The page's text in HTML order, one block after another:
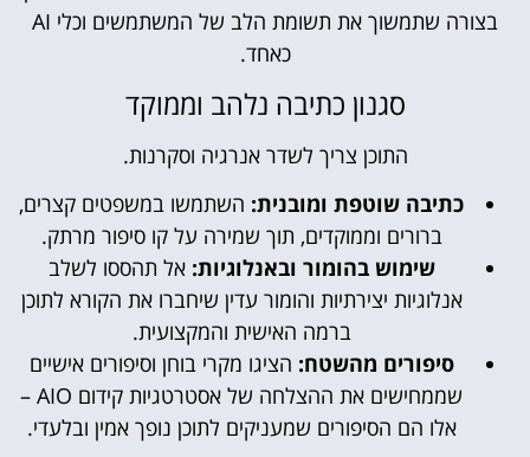
בצורה שתמשוך את תשומת הלב של המשתמשים וכלי AI
כאחד.
סגנון כתיבה נלהב וממוקד
התוכן צריך לשדר אנרגיה וסקרנות.
כתיבה שוטפת ומובנית: השתמשו במשפטים קצרים,
ברורים וממוקדים, תוך שמירה על קו סיפור מרתק.
שימוש בהומור ובאנלוגיות: אל תהססו לשלב
אנלוגיות יצירתיות והומור עדין שיחברו את הקורא לתוכן
ברמה האישית והמקצועית.
סיפורים מהשטח: הציגו מקרי בוחן וסיפורים אישיים
שממחישים את ההצלחה של אסטרטגיות קידום AIO –
אלו הם הסיפורים שמעניקים לתוכן נופך אמין ובלעדי.